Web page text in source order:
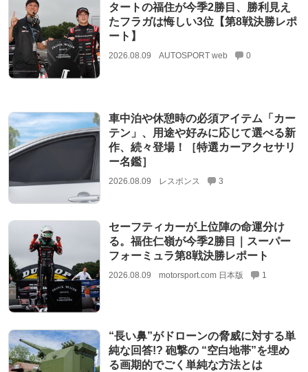
タートの福住が今季2勝目、勝利見え
たフラガは悔しい3位【第8戦決勝レポ
ート】
2026.08.09 AUTOSPORT web 0
車中泊や休憩時の必須アイテム「カー
テン」、用途や好みに応じて選べる新
作、続々登場！［特選カーアクセサリ
ー名鑑］
2026.08.09 レスポンス 3
セーフティカーが上位陣の命運分け
る。福住仁嶺が今季2勝目｜スーパー
フォーミュラ第8戦決勝レポート
2026.08.09 motorsport.com 日本版 1
“長い鼻”がドローンの脅威に対する単
純な回答!? 砲撃の “空白地帯”を埋め
る画期的でごく単純な方法とは